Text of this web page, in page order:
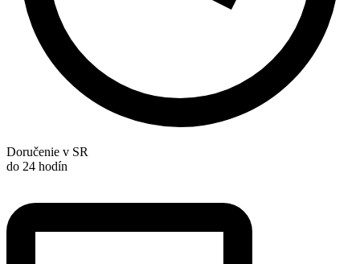
Doručenie v SR
do 24 hodín